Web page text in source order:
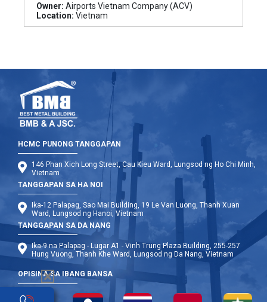
Owner: Airports Vietnam Company (ACV)
Location: Vietnam
HCMC PUNONG TANGGAPAN
146 Phan Xich Long Street, Cau Kieu Ward, Lungsod ng Ho Chi Minh,
Vietnam
TANGGAPAN SA HA NOI
Ika-12 Palapag, Sao Mai Building, 19 Le Van Luong, Thanh Xuan
Ward, Lungsod ng Hanoi, Vietnam
TANGGAPAN SA DA NANG
Ika-9 na Palapag - Lugar A1 - Vinh Trung Plaza Building, 255-257
Hung Vuong, Thanh Khe Ward, Lungsod ng Da Nang, Vietnam
OPISINA SA IBANG BANSA